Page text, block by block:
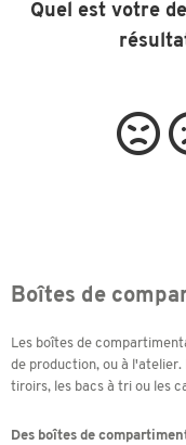
Quel est votre
Boîtes de
Les boîtes de
de production, ou à
tiroirs, les bacs à tri ou les
Des boîtes de